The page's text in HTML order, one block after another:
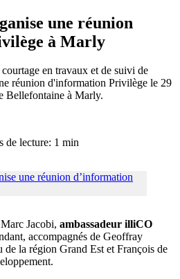
une réunion
à Marly
en travaux et de suivi de
réunion d'information Privilège le 29
Bellefontaine à Marly.
de lecture: 1 min
Jacobi, ambassadeur illiCO
accompagnés de Geoffray
de la région Grand Est et François de